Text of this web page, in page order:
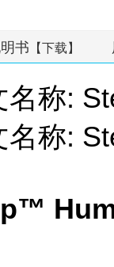
书 【下载】
名称:
名称: